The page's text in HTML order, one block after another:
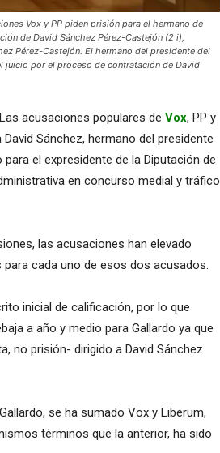
Vox y PP piden prisión para el hermano de
de David Sánchez Pérez-Castejón (2 i),
Pérez-Castejón. El hermano del presidente del
juicio por el proceso de contratación de David
acusaciones populares de Vox, PP y
Sánchez, hermano del presidente
el expresidente de la Diputación de
en concurso medial y tráfico
las acusaciones han elevado
cada uno de esos dos acusados.
inicial de calificación, por lo que
a año y medio para Gallardo ya que
no prisión- dirigido a David Sánchez
se ha sumado Vox y Liberum,
términos que la anterior, ha sido